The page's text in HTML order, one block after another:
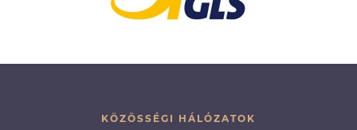
KÖZÖSSÉGI HÁLÓZATOK